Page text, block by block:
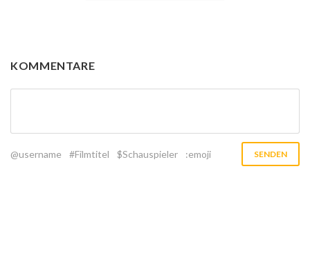
KOMMENTARE
@username #Filmtitel $Schauspieler :emoji